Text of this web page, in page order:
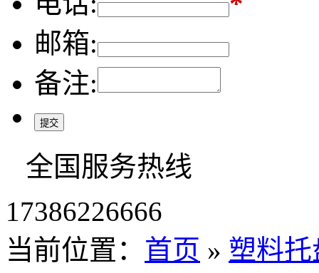
邮箱:
备注:
全国服务热线
17386226666
当前位置： 首页 » 塑料托